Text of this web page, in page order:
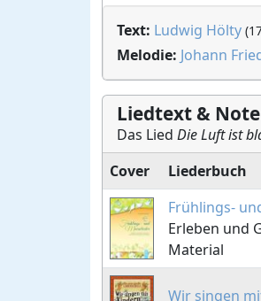
Text: Ludwig Hölty
Melodie: Johann
Liedtext &
Das Lied Die Luft ist
Cover
Liederbuch
Frühlings-
Erleben und
Material
Wir singen